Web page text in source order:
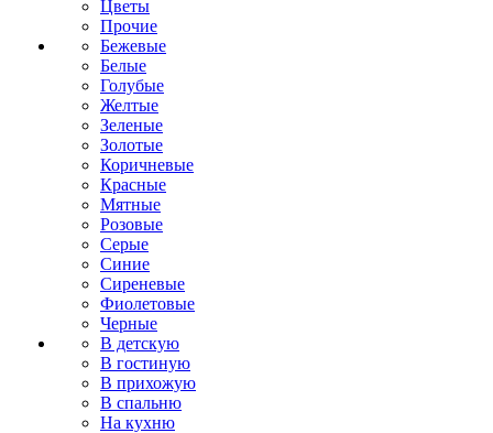
Цветы
Прочие
Бежевые
Белые
Голубые
Желтые
Зеленые
Золотые
Коричневые
Красные
Мятные
Розовые
Серые
Синие
Сиреневые
Фиолетовые
Черные
В детскую
В гостиную
В прихожую
В спальню
На кухню